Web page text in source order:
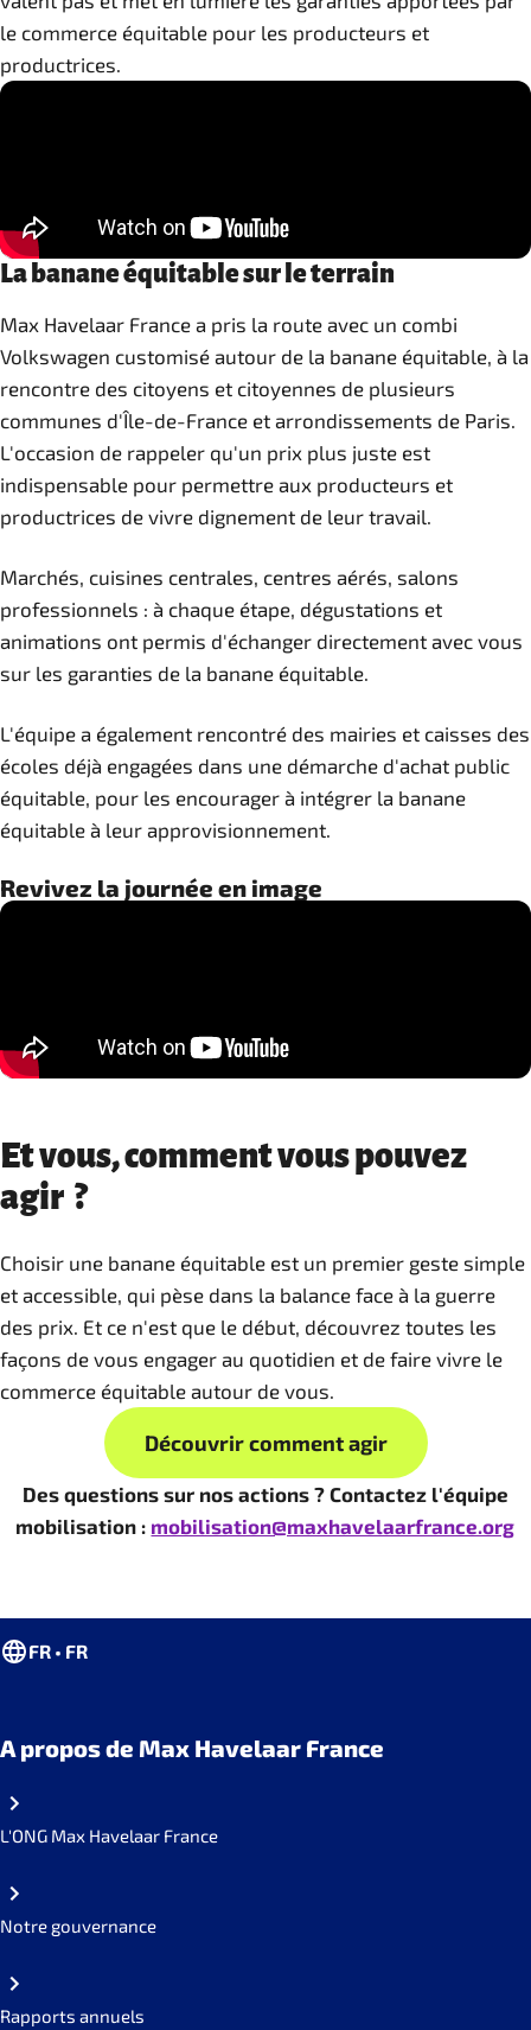
le commerce équitable pour les producteurs et
productrices.
La banane équitable sur le terrain
Max Havelaar France a pris la route avec un combi
Volkswagen customisé autour de la banane équitable, à la
rencontre des citoyens et citoyennes de plusieurs
communes d'Île-de-France et arrondissements de Paris.
L'occasion de rappeler qu'un prix plus juste est
indispensable pour permettre aux producteurs et
productrices de vivre dignement de leur travail.
Marchés, cuisines centrales, centres aérés, salons
professionnels : à chaque étape, dégustations et
animations ont permis d'échanger directement avec vous
sur les garanties de la banane équitable.
L'équipe a également rencontré des mairies et caisses des
écoles déjà engagées dans une démarche d'achat public
équitable, pour les encourager à intégrer la banane
équitable à leur approvisionnement.
Revivez la journée en image
Et vous, comment vous pouvez
agir ?
Choisir une banane équitable est un premier geste simple
et accessible, qui pèse dans la balance face à la guerre
des prix. Et ce n'est que le début, découvrez toutes les
façons de vous engager au quotidien et de faire vivre le
commerce équitable autour de vous.
Découvrir comment agir
Des questions sur nos actions ? Contactez l'équipe
mobilisation : mobilisation@maxhavelaarfrance.org
FR • FR
A propos de Max Havelaar France
L'ONG Max Havelaar France
Notre gouvernance
Rapports annuels